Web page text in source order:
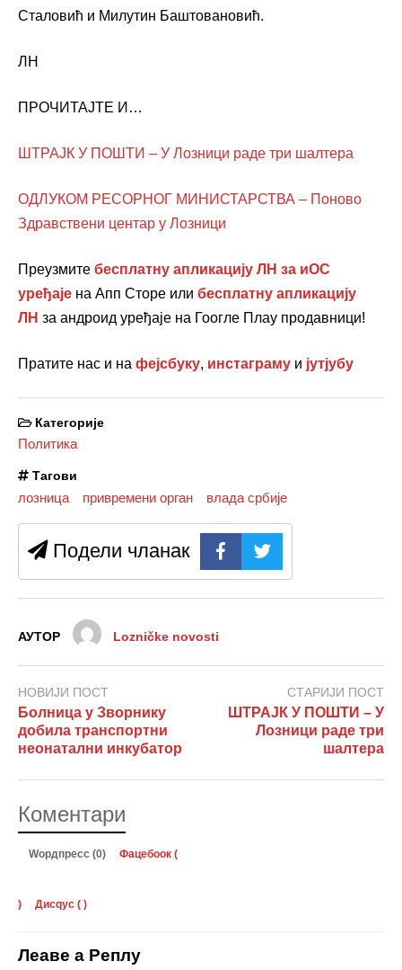
Сталовић и Милутин Баштовановић.
ЛН
ПРОЧИТАЈТЕ И…
ШТРАЈК У ПОШТИ – У Лозници раде три шалтера
ОДЛУКОМ РЕСОРНОГ МИНИСТАРСТВА – Поново
Здравствени центар у Лозници
Преузмите бесплатну апликацију ЛН за иОС
уређаје на Апп Сторе или бесплатну апликацију
ЛН за андроид уређаје на Гоогле Плаy продавници!
Пратите нас и на фејсбуку, инстаграму и јутјубу
Категорије
Политика
Тагови
лозница привремени орган влада србије
Подели чланак
АУТОР Lozničke novosti
НОВИЈИ ПОСТ
Болница у Зворнику
добила транспортни
неонатални инкубатор
СТАРИЈИ ПОСТ
ШТРАЈК У ПОШТИ – У
Лозници раде три
шалтера
Коментари
Wордпресс (0) Фацебоок (
) Дисqус ( )
Леаве а Реплy